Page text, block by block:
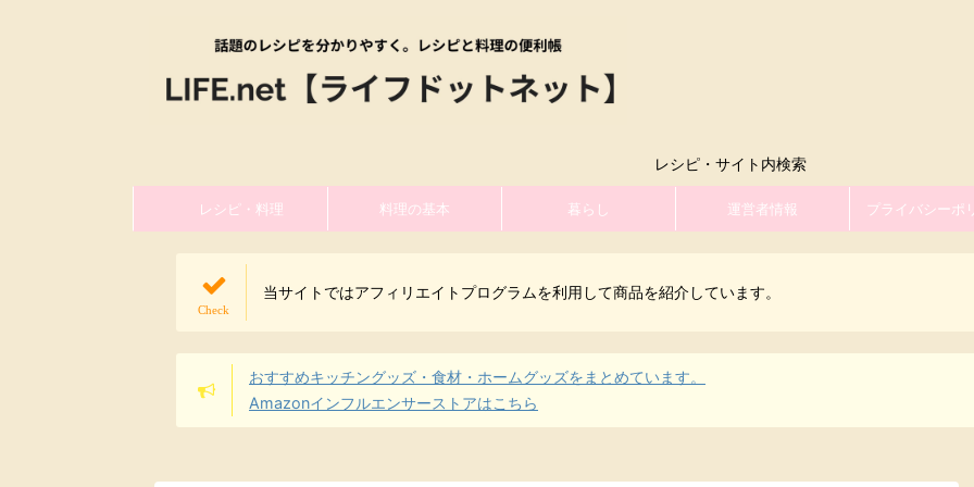
レシピ・サイト内検索
レシピ・料理 料理の基本 暮らし 運営者情報 プライバシーポ
当サイトではアフィリエイトプログラムを利用して商品を紹介しています。
おすすめキッチングッズ・食材・ホームグッズをまとめています。
Amazonインフルエンサーストアはこちら